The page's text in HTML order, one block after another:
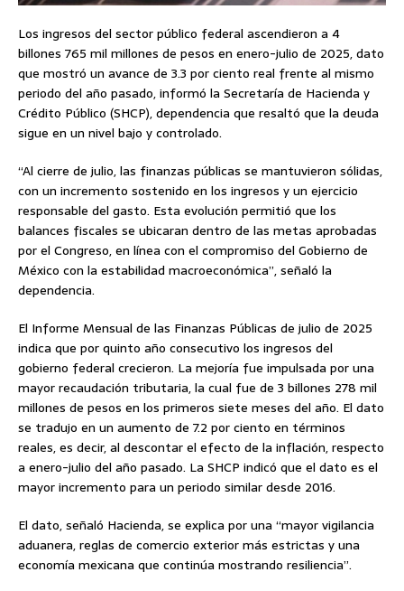
Los ingresos del sector público federal ascendieron a 4
billones 765 mil millones de pesos en enero-julio de 2025, dato
que mostró un avance de 3.3 por ciento real frente al mismo
periodo del año pasado, informó la Secretaría de Hacienda y
Crédito Público (SHCP), dependencia que resaltó que la deuda
sigue en un nivel bajo y controlado.
“Al cierre de julio, las finanzas públicas se mantuvieron sólidas,
con un incremento sostenido en los ingresos y un ejercicio
responsable del gasto. Esta evolución permitió que los
balances fiscales se ubicaran dentro de las metas aprobadas
por el Congreso, en línea con el compromiso del Gobierno de
México con la estabilidad macroeconómica”, señaló la
dependencia.
El Informe Mensual de las Finanzas Públicas de julio de 2025
indica que por quinto año consecutivo los ingresos del
gobierno federal crecieron. La mejoría fue impulsada por una
mayor recaudación tributaria, la cual fue de 3 billones 278 mil
millones de pesos en los primeros siete meses del año. El dato
se tradujo en un aumento de 7.2 por ciento en términos
reales, es decir, al descontar el efecto de la inflación, respecto
a enero-julio del año pasado. La SHCP indicó que el dato es el
mayor incremento para un periodo similar desde 2016.
El dato, señaló Hacienda, se explica por una “mayor vigilancia
aduanera, reglas de comercio exterior más estrictas y una
economía mexicana que continúa mostrando resiliencia”.